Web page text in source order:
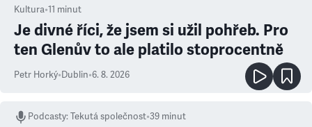
Kultura•11 minut
Je divné říci, že jsem si užil pohřeb. Pro
ten Glenův to ale platilo stoprocentně
Petr Horký•Dublin•6. 8. 2026
Podcasty:Tekutá společnost•39 minut